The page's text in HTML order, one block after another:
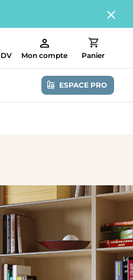
Mon compte Panier
ESPACE PRO